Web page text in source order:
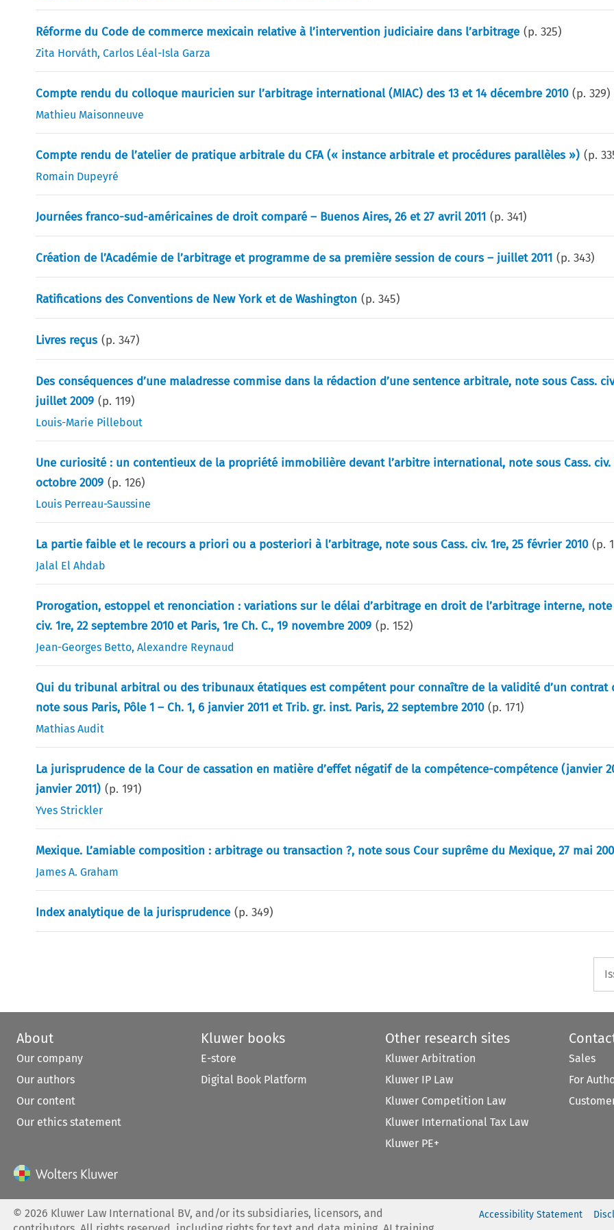
Réforme du Code de commerce mexicain relative à l’intervention judiciaire dans l’arbitrage (p.325)
Zita Horváth,Carlos Léal-Isla Garza
Compte rendu du colloque mauricien sur l’arbitrage international (MIAC) des 13 et 14 décembre 2010 (p.329)
Mathieu Maisonneuve
Compte rendu de l’atelier de pratique arbitrale du CFA (« instance arbitrale et procédures parallèles ») (p.
Romain Dupeyré
Journées franco-sud-américaines de droit comparé – Buenos Aires, 26 et 27 avril 2011 (p.341)
Création de l’Académie de l’arbitrage et programme de sa première session de cours – juillet 2011 (p.343)
Ratifications des Conventions de New York et de Washington (p.345)
Livres reçus (p.347)
Des conséquences d’une maladresse commise dans la rédaction d’une sentence arbitrale, note sous Cass.
juillet 2009 (p.119)
Louis-Marie Pillebout
Une curiosité : un contentieux de la propriété immobilière devant l’arbitre international, note sous Cass. civ.
octobre 2009 (p.126)
Louis Perreau-Saussine
La partie faible et le recours a priori ou a posteriori à l’arbitrage, note sous Cass. civ. 1re, 25 février 2010 (p.
Jalal El Ahdab
Prorogation, estoppel et renonciation : variations sur le délai d’arbitrage en droit de l’arbitrage interne, note
civ. 1re, 22 septembre 2010 et Paris, 1re Ch. C., 19 novembre 2009 (p.152)
Jean-Georges Betto,Alexandre Reynaud
Qui du tribunal arbitral ou des tribunaux étatiques est compétent pour connaître de la validité d’un contrat
note sous Paris, Pôle 1 – Ch. 1, 6 janvier 2011 et Trib. gr. inst. Paris, 22 septembre 2010 (p.171)
Mathias Audit
La jurisprudence de la Cour de cassation en matière d’effet négatif de la compétence-compétence (janvier
janvier 2011) (p.191)
Yves Strickler
Mexique. L’amiable composition : arbitrage ou transaction ?, note sous Cour suprême du Mexique, 27 mai
James A. Graham
Index analytique de la jurisprudence (p.349)
About
Our company
Our authors
Our content
Our ethics statement
Kluwer books
E-store
Digital Book Platform
Other research sites
Kluwer Arbitration
Kluwer IP Law
Kluwer Competition Law
Kluwer International Tax Law
Kluwer PE+
Sales
For
©2026 Kluwer Law International BV, and/or its subsidiaries, licensors, and
Accessibility Statement